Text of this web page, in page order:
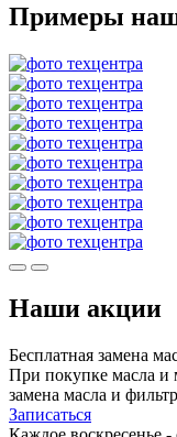
Примеры
Наши акции
Бесплатная замена
При покупке масла и
замена масла и
Записаться